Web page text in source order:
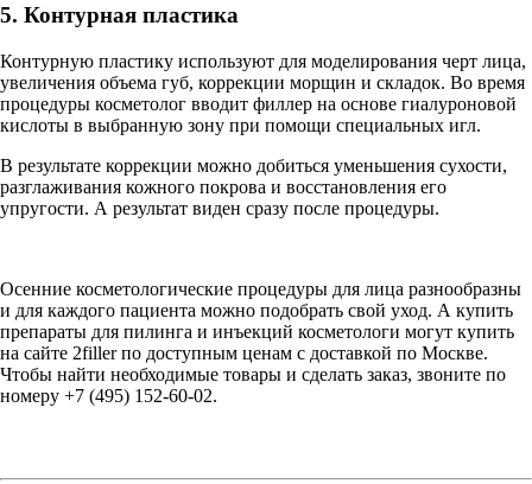
5. Контурная пластика
Контурную пластику используют для моделирования черт лица,
увеличения объема губ, коррекции морщин и складок. Во время
процедуры косметолог вводит филлер на основе гиалуроновой
кислоты в выбранную зону при помощи специальных игл.
В результате коррекции можно добиться уменьшения сухости,
разглаживания кожного покрова и восстановления его
упругости. А результат виден сразу после процедуры.
Осенние косметологические процедуры для лица разнообразны
и для каждого пациента можно подобрать свой уход. А купить
препараты для пилинга и инъекций косметологи могут купить
на сайте 2filler по доступным ценам с доставкой по Москве.
Чтобы найти необходимые товары и сделать заказ, звоните по
номеру +7 (495) 152-60-02.